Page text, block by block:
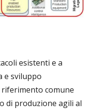
esistenti e a
e sviluppo
comune
di produzione agili al